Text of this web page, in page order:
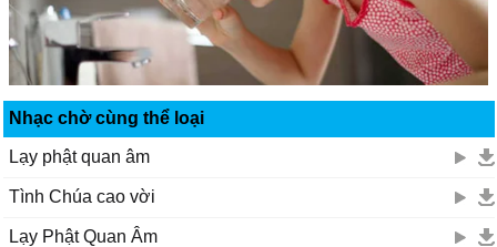
Nhạc chờ cùng thể loại
Lạy phật quan âm
Tình Chúa cao vời
Lạy Phật Quan Âm